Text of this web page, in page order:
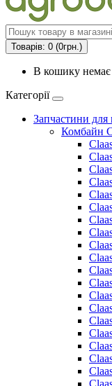
Товарів: 0 (0грн.)
В кошику немає
Категорії
Запчастини для
Комбайн